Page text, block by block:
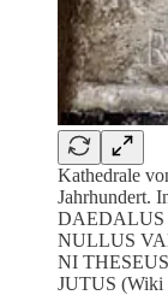
Kathedrale
Jahrhundert.
DAEDALUS
NULLUS
NI
JUTUS (Wiki